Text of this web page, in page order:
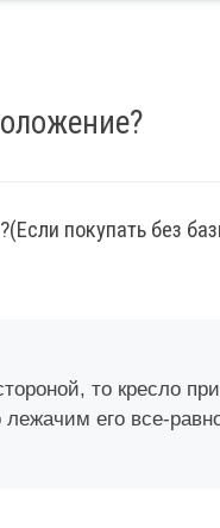
покупать без
то кресло
его все-